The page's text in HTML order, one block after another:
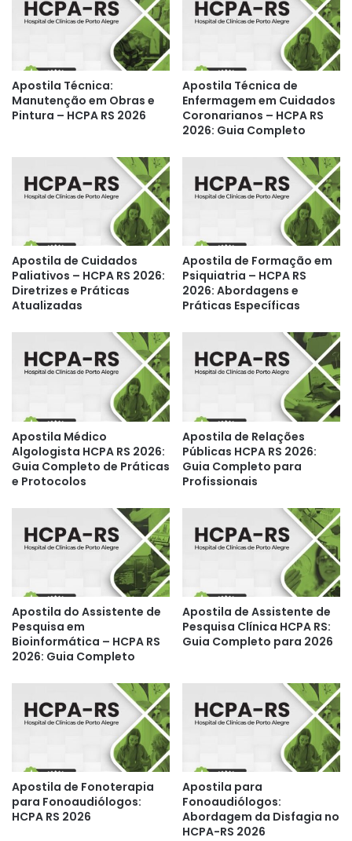
Apostila Técnica:
Manutenção em Obras e
Pintura – HCPA RS 2026
Apostila Técnica de
Enfermagem em Cuidados
Coronarianos – HCPA RS
2026: Guia Completo
Apostila de Cuidados
Paliativos – HCPA RS 2026:
Diretrizes e Práticas
Atualizadas
Apostila de Formação em
Psiquiatria – HCPA RS
2026: Abordagens e
Práticas Específicas
Apostila Médico
Algologista HCPA RS 2026:
Guia Completo de Práticas
e Protocolos
Apostila de Relações
Públicas HCPA RS 2026:
Guia Completo para
Profissionais
Apostila do Assistente de
Pesquisa em
Bioinformática – HCPA RS
2026: Guia Completo
Apostila de Assistente de
Pesquisa Clínica HCPA RS:
Guia Completo para 2026
Apostila de Fonoterapia
para Fonoaudiólogos:
HCPA RS 2026
Apostila para
Fonoaudiólogos:
Abordagem da Disfagia no
HCPA-RS 2026